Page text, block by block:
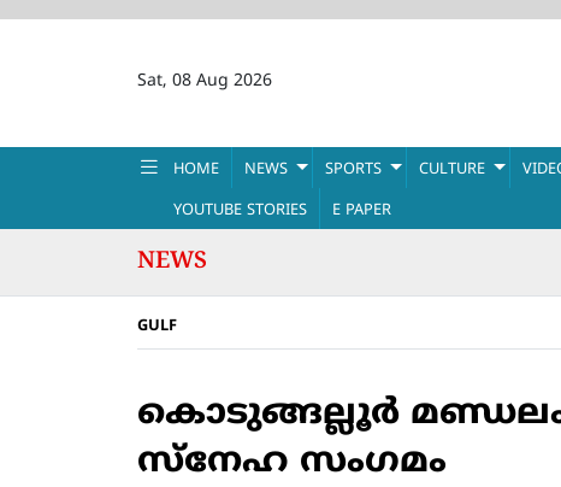
Sat, 08 Aug 2026
HOME NEWS SPORTS CULTURE
YOUTUBE STORIES E PAPER
NEWS
GULF
കൊടുങ്ങല്ലൂര്‍
സ്‌നേഹ സംഗമം